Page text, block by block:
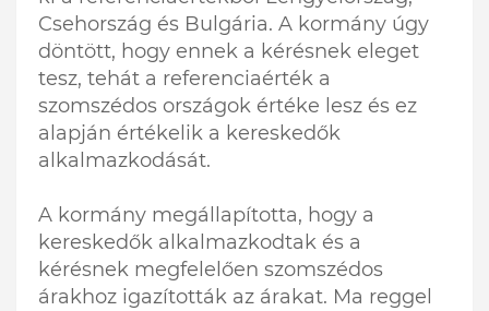
Csehország és Bulgária. A kormány úgy
döntött, hogy ennek a kérésnek eleget
tesz, tehát a referenciaérték a
szomszédos országok értéke lesz és ez
alapján értékelik a kereskedők
alkalmazkodását.
A kormány megállapította, hogy a
kereskedők alkalmazkodtak és a
kérésnek megfelelően szomszédos
árakhoz igazították az árakat. Ma reggel